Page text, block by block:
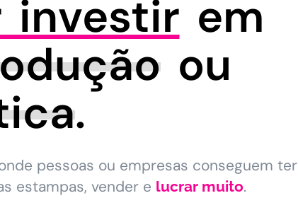
investir em
ou
.
pessoas ou empresas conseguem ter
estampas, vender e lucrar muito.